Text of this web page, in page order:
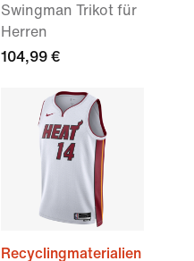
Swingman Trikot für
Herren
104,99 €
Recyclingmaterialien